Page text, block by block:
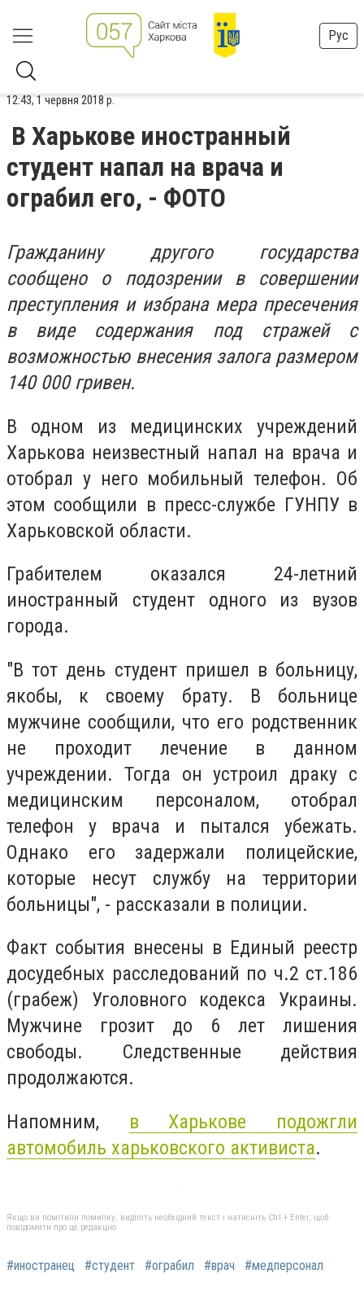
Рус
12:43, 1 червня 2018 р.
В Харькове иностранный
студент напал на врача и
ограбил его, - ФОТО
Гражданину другого государства
сообщено о подозрении в совершении
преступления и избрана мера пресечения
в виде содержания под стражей с
возможностью внесения залога размером
140 000 гривен.
В одном из медицинских учреждений
Харькова неизвестный напал на врача и
отобрал у него мобильный телефон. Об
этом сообщили в пресс-службе ГУНПУ в
Харьковской области.
Грабителем оказался 24-летний
иностранный студент одного из вузов
города.
"В тот день студент пришел в больницу,
якобы, к своему брату. В больнице
мужчине сообщили, что его родственник
не проходит лечение в данном
учреждении. Тогда он устроил драку с
медицинским персоналом, отобрал
телефон у врача и пытался убежать.
Однако его задержали полицейские,
которые несут службу на территории
больницы", - рассказали в полиции.
Факт события внесены в Единый реестр
досудебных расследований по ч.2 ст.186
(грабеж) Уголовного кодекса Украины.
Мужчине грозит до 6 лет лишения
свободы. Следственные действия
продолжаются.
Напомним, в Харькове подожгли
автомобиль харьковского активиста.
Якщо ви помітили помилку, виділіть необхідний текст і натисніть Ctrl + Enter, щоб
повідомити про це редакцію
#иностранец #студент #ограбил #врач #медперсонал